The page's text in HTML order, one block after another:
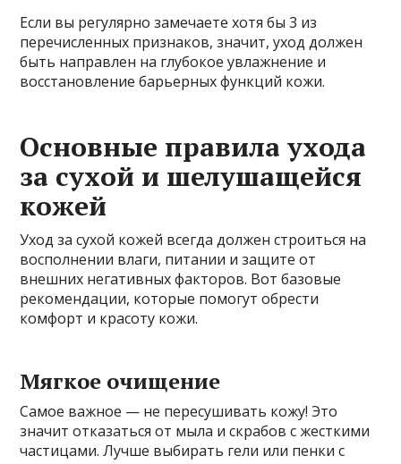
Если вы регулярно замечаете хотя бы 3 из
перечисленных признаков, значит, уход должен
быть направлен на глубокое увлажнение и
восстановление барьерных функций кожи.
Основные правила ухода
за сухой и шелушащейся
кожей
Уход за сухой кожей всегда должен строиться на
восполнении влаги, питании и защите от
внешних негативных факторов. Вот базовые
рекомендации, которые помогут обрести
комфорт и красоту кожи.
Мягкое очищение
Самое важное — не пересушивать кожу! Это
значит отказаться от мыла и скрабов с жесткими
частицами. Лучше выбирать гели или пенки с